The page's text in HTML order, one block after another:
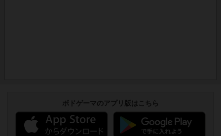
ボドゲーマのアプリ版はこちら